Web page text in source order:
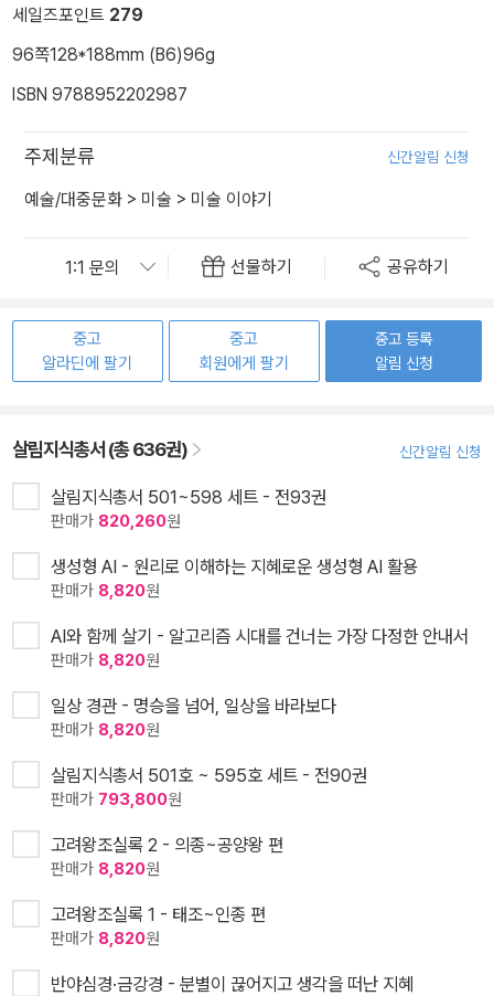
세일즈포인트 279
96쪽128*188mm (B6)96g
ISBN 9788952202987
주제분류 신간알림 신청
예술/대중문화 > 미술 > 미술 이야기
선물하기 공유하기
중고
알라딘에 팔기
중고
회원에게 팔기
중고 등록
알림 신청
살림지식총서 (총 636권) 신간알림 신청
살림지식총서 501~598 세트 - 전93권
판매가 820,260원
생성형 AI - 원리로 이해하는 지혜로운 생성형 AI 활용
판매가 8,820원
AI와 함께 살기 - 알고리즘 시대를 건너는 가장 다정한 안내서
판매가 8,820원
일상 경관 - 명승을 넘어, 일상을 바라보다
판매가 8,820원
살림지식총서 501호 ~ 595호 세트 - 전90권
판매가 793,800원
고려왕조실록 2 - 의종~공양왕 편
판매가 8,820원
고려왕조실록 1 - 태조~인종 편
판매가 8,820원
반야심경·금강경 - 분별이 끊어지고 생각을 떠난 지혜